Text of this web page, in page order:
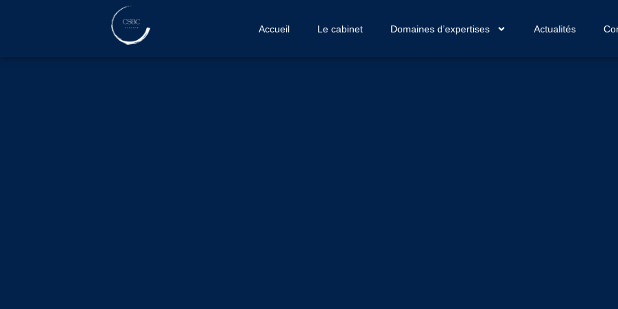
Accueil Le cabinet Domaines d’expertises Actualités